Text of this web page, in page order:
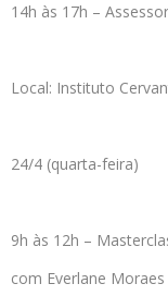
14h às 17h –
Local: Instituto
24/4 (quarta-feira)
9h às 12h –
com Everlane Moraes